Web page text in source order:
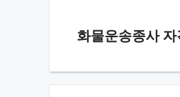
화물운송종사